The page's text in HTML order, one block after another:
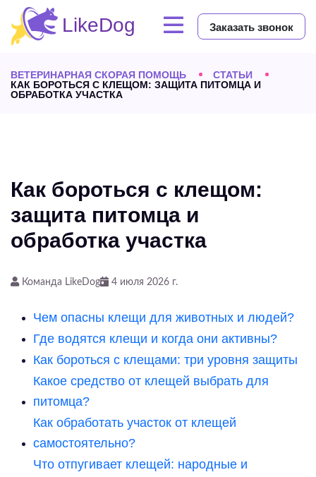
Заказать звонок
ВЕТЕРИНАРНАЯ СКОРАЯ ПОМОЩЬ
СТАТЬИ
КАК БОРОТЬСЯ С КЛЕЩОМ: ЗАЩИТА ПИТОМЦА И
ОБРАБОТКА УЧАСТКА
Как бороться с клещом:
защита питомца и
обработка участка
Команда LikeDog 4 июля 2026 г.
Чем опасны клещи для животных и людей?
Где водятся клещи и когда они активны?
Как бороться с клещами: три уровня защиты
Какое средство от клещей выбрать для
питомца?
Как обработать участок от клещей
самостоятельно?
Что отпугивает клещей: народные и